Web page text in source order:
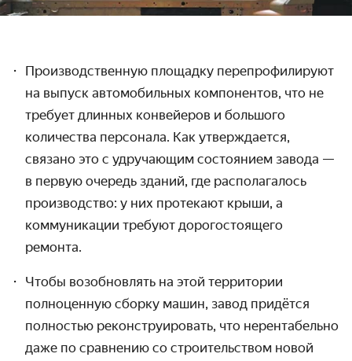
Производственную площадку перепрофилируют
на выпуск авто­мобиль­ных компонентов, что не
требует длинных конвейеров и большого
количества персонала. Как утверждается,
связано это с удручающим состоянием завода —
в первую очередь зданий, где располагалось
произ­водство: у них протекают крыши, а
коммуникации требуют дорого­стоящего
ремонта.
Чтобы возобновлять на этой территории
полноценную сборку машин, завод придётся
полностью рекон­струировать, что нерентабельно
даже по сравнению со строитель­ством новой